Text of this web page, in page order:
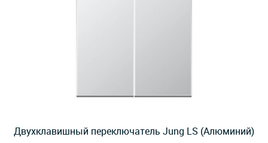
Двухклавишный переключатель Jung LS (Алюминий)